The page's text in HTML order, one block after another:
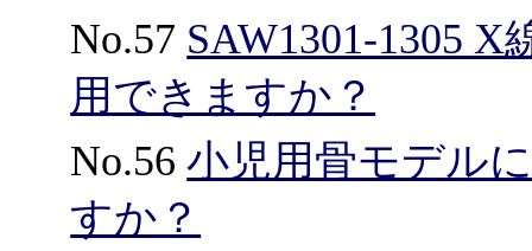
No.57 SAW1301-1305
用できますか？
No.56小児用骨モデル
すか？